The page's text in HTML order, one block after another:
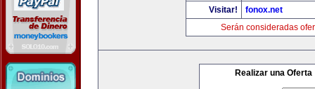
Visitar!
fonox.net
Serán consideradas
Realizar una Oferta